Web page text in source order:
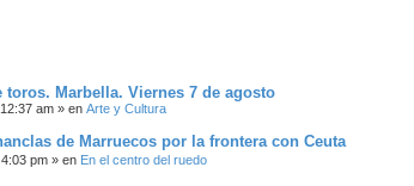
Marbella. Viernes 7 de agosto
am » en Arte y Cultura
de Marruecos por la frontera con Ceuta
pm » en En el centro del ruedo